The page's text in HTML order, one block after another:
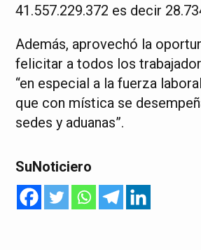
41.557.229.372 es decir
Además, aprovechó la
felicitar a todos los
“en especial a la fuerza
que con mística se
sedes y aduanas”.
SuNoticiero